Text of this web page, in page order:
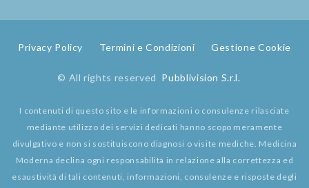
Privacy Policy Termini e Condizioni Gestione Cookie
© All rights reserved Pubblivision S.r.l.
I contenuti di questo sito e le informazioni o consulenze rilasciate
mediante utilizzo dei servizi dedicati hanno scopo meramente
divulgativo e non si sostituiscono diagnosi o visite mediche. Medicina
Moderna declina ogni responsabilità in relazione alla correttezza ed
esaustività di tali contenuti, informazioni, consulenze e risposte degli